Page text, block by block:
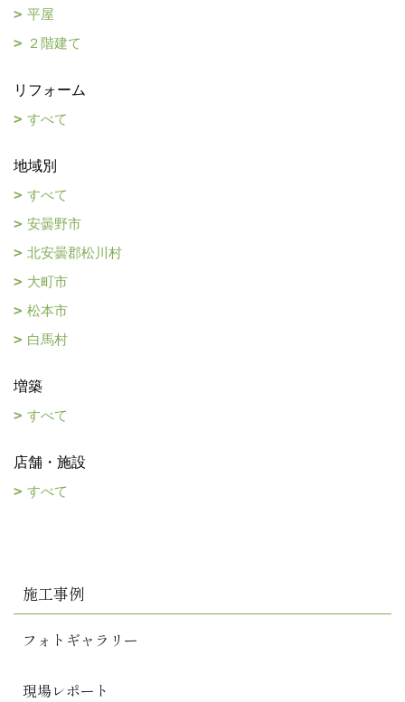
平屋
２階建て
リフォーム
すべて
地域別
すべて
安曇野市
北安曇郡松川村
大町市
松本市
白馬村
増築
すべて
店舗・施設
すべて
施工事例
フォトギャラリー
現場レポート